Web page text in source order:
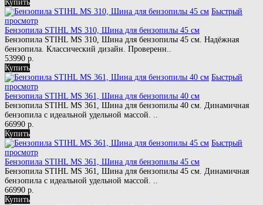
Купить
Быстрый
просмотр
Бензопила STIHL MS 310, Шина для бензопилы 45 см
Бензопила STIHL MS 310, Шина для бензопилы 45 см. Надёжная
бензопила. Классический дизайн. Проверенн..
53990 р.
Купить
Быстрый
просмотр
Бензопила STIHL MS 361, Шина для бензопилы 40 см
Бензопила STIHL MS 361, Шина для бензопилы 40 см. Динамичная
бензопила с идеальной удельной массой. ..
66990 р.
Купить
Быстрый
просмотр
Бензопила STIHL MS 361, Шина для бензопилы 45 см
Бензопила STIHL MS 361, Шина для бензопилы 45 см. Динамичная
бензопила с идеальной удельной массой. ..
66990 р.
Купить